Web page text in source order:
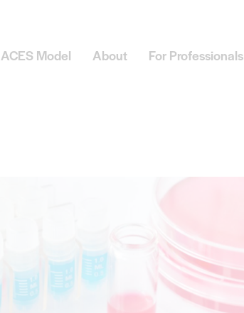
ACES Model About For Professionals